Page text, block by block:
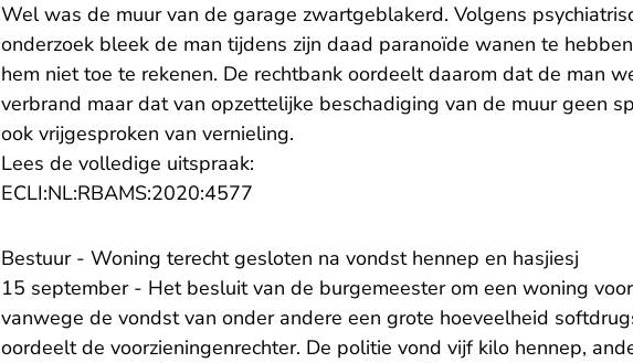
Wel was de muur van de garage zwartgeblakerd. Volgens
onderzoek bleek de man tijdens zijn daad paranoïde wanen te
hem niet toe te rekenen. De rechtbank oordeelt daarom dat de man
verbrand maar dat van opzettelijke beschadiging van de muur geen
ook vrijgesproken van vernieling.
Lees de volledige uitspraak:
ECLI:NL:RBAMS:2020:4577
Bestuur - Woning terecht gesloten na vondst hennep en hasjiesj
15 september - Het besluit van de burgemeester om een woning
vanwege de vondst van onder andere een grote hoeveelheid
oordeelt de voorzieningenrechter. De politie vond vijf kilo hennep,